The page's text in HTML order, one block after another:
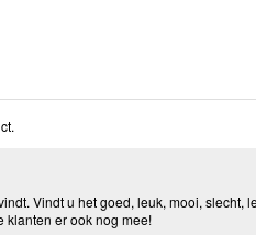
Vindt u het goed, leuk, mooi,
klanten er ook nog mee!